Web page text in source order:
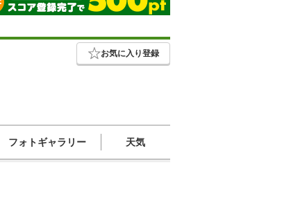
お気に入り登録
フォトギャラリー 天気